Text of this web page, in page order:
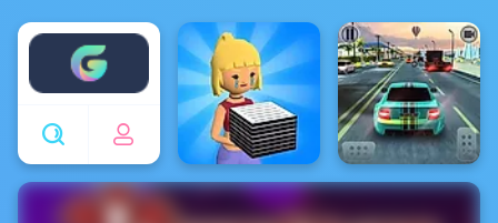
Enjoy4fun